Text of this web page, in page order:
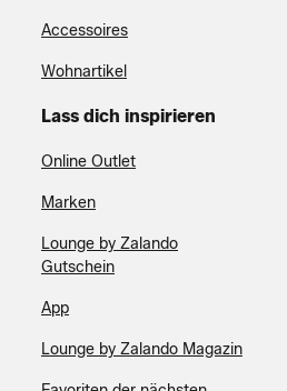
Accessoires
Wohnartikel
Lass dich inspirieren
Online Outlet
Marken
Lounge by Zalando
Gutschein
App
Lounge by Zalando Magazin